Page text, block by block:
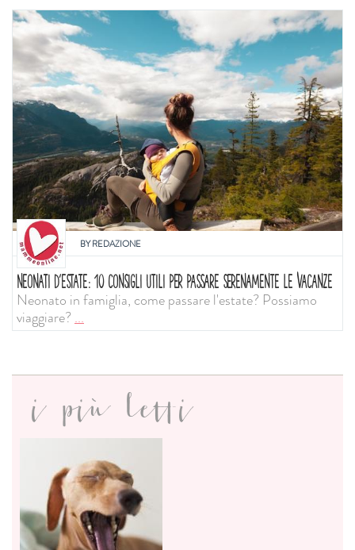
BYREDAZIONE
NEONATI D'ESTATE: 10 CONSIGLI UTILI PER PASSARE SERENAMENTE LE VACANZE
Neonato in famiglia, come passare l'estate? Possiamo
viaggiare?...
i più letti